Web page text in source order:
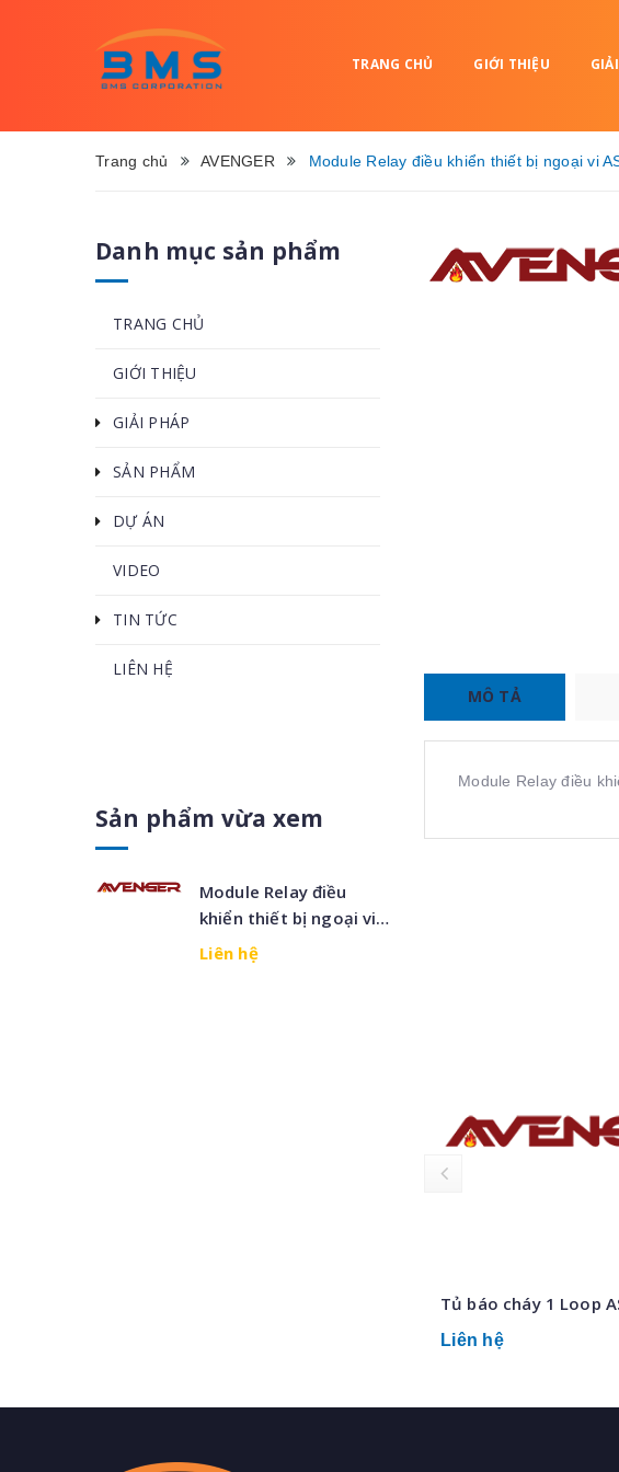
TRANG CHỦ GIỚI THIỆU
Trang chủ AVENGER Module Relay điều khiển thiết bị ngoại vi
Danh mục sản phẩm
TRANG CHỦ
GIỚI THIỆU
GIẢI PHÁP
SẢN PHẨM
DỰ ÁN
VIDEO
TIN TỨC
LIÊN HỆ
Sản phẩm vừa xem
Module Relay điều
khiển thiết bị ngoại vi
AS6052-00
Liên hệ
MÔ TẢ
Module Relay điều
Tủ báo cháy 1 Loop
Liên hệ